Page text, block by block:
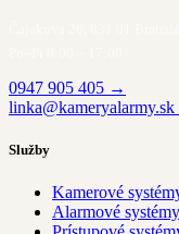
0947 905 405 →
Služby
Kamerové
Alarmové systémy